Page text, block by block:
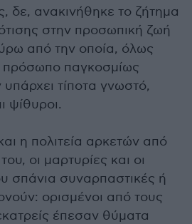
δε, ανακινήθηκε το ζήτημα
στην προσωπική ζωή
από την οποία, όλως
πρόσωπο παγκοσμίως
τίποτα γνωστό,
ψίθυροι.
η πολιτεία αρκετών από
οι μαρτυρίες και οι
σπάνια συναρπαστικές ή
oρισμένοι από τους
έπεσαν θύματα